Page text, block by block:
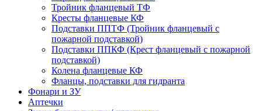
Тройник фланцевый ТФ
Кресты фланцевые КФ
Подставки ППТФ (Тройник фланцевый с
пожарной подставкой)
Подставки ППКФ (Крест фланцевый с пожарной
подставкой)
Колена фланцевые КФ
Фланцы, подставки для гидранта
Фонари и ЗУ
Аптечки